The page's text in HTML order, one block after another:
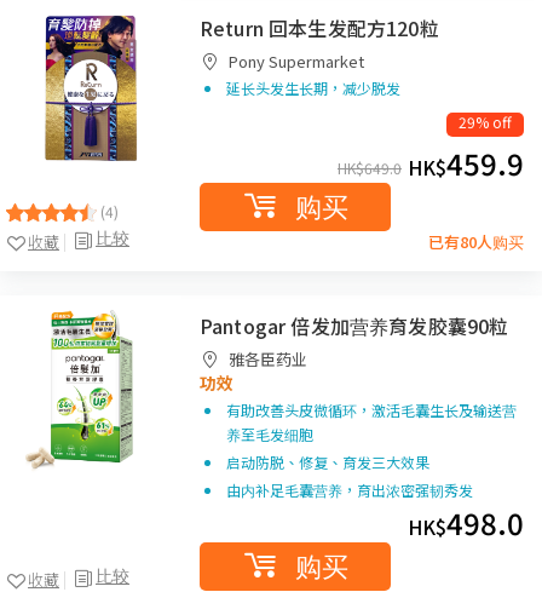
(4)
比较
收藏
Return 回本生发配方120粒
Pony Supermarket
延长头发生长期，减少脱发
29% off
HK$649.0 HK$459.9
购买
已有80人购买
比较
收藏
Pantogar 倍发加营养育发胶囊90粒
雅各臣药业
功效
有助改善头皮微循环，激活毛囊生长及输送营
养至毛发细胞
启动防脱、修复、育发三大效果
由内补足毛囊营养，育出浓密强韧秀发
HK$498.0
购买